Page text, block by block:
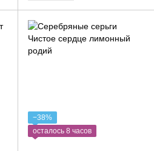
−38%
осталось 8 часов